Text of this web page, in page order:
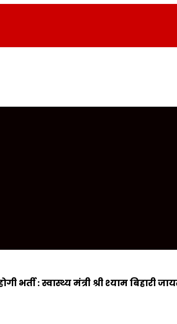
: स्वास्थ्य मंत्री श्री श्याम बिहारी